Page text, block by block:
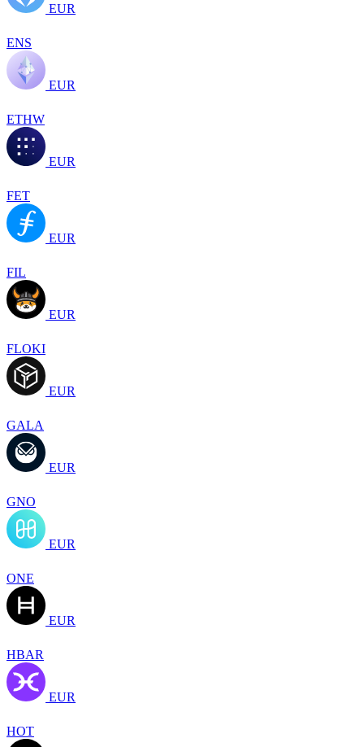
EUR
ENS
EUR
ETHW
EUR
FET
EUR
FIL
EUR
FLOKI
EUR
GALA
EUR
GNO
EUR
ONE
EUR
HBAR
EUR
HOT